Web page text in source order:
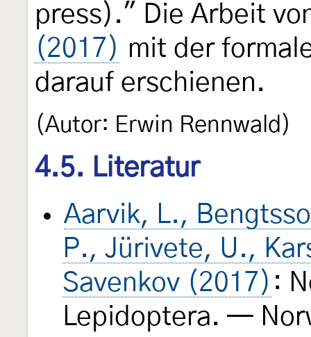
press)." Die Arbeit
(2017) mit der
darauf erschienen.
(Autor: Erwin Rennwald)
4.5. Literatur
Aarvik, L.,
P., Jürivete, U.,
Savenkov (2017) :
Lepidoptera. —